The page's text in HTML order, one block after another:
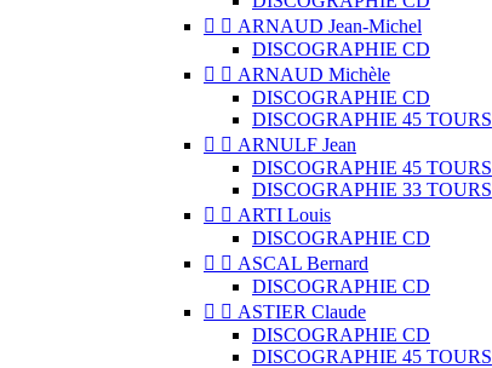
  ARNAUD Jean-Michel
DISCOGRAPHIE CD
  ARNAUD Michèle
DISCOGRAPHIE CD
DISCOGRAPHIE 45 TOURS
  ARNULF Jean
DISCOGRAPHIE 45 TOURS
DISCOGRAPHIE 33 TOURS
  ARTI Louis
DISCOGRAPHIE CD
  ASCAL Bernard
DISCOGRAPHIE CD
  ASTIER Claude
DISCOGRAPHIE CD
DISCOGRAPHIE 45 TOURS